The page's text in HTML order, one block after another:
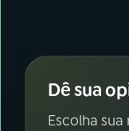
Dê sua
Escolha